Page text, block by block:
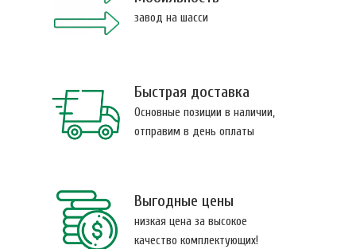
завод на шасси
Быстрая доставка
Основные позиции в наличии,
отправим в день оплаты
Выгодные цены
низкая цена за высокое
качество комплектующих!